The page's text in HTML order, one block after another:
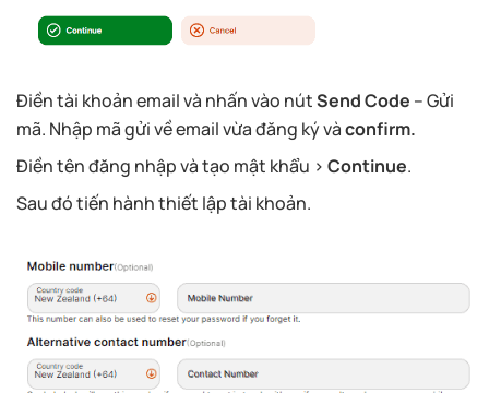
Điền tài khoản email và nhấn vào nútSend Code – Gửi
mã. Nhập mã gửi về email vừa đăng ký vàconfirm.
Điền tên đăng nhập và tạo mật khẩu > Continue.
Sau đó tiến hành thiết lập tài khoản.